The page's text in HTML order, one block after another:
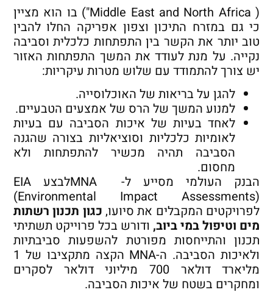
( Middle East and North Africa") בו הוא מציין
כי גם במזרח התיכון וצפון אפריקה החלו להבין
טוב יותר את הקשר בין התפתחות כלכלית וסביבה
נקייה. על מנת לעודד את המשך התפתחות האזור
יש צורך להתמודד עם שלוש מטרות עיקריות:
להגן על בריאות של האוכלוסייה.
למנוע המשך של הרס של אמצעים הטבעיים.
לאחד בעיות של איכות הסביבה עם בעיות
לאומיות כלכליות וסוציאליות בצורה שהגנה
הסביבה תהיה מכשיר להתפתחות ולא
מחסום.
הבנק העולמי מסייע ל- MNAלבצע EIA
(Environmental Impact Assessments)
לפרויקטים המקבלים את סיועו, כגון תכנון רשתות
מים וטיפול במי ביוב, ודורש בכל פרוייקט תשתיתי
תכנון והתייחסות מפורטת להשפעות סביבתיות
ולאיכות הסביבה. ה-MNA הקצה מתקציבו של 1
מליארד דולאר 700 מיליוני דולאר לסקרים
ומחקרים בשטח של איכות הסביבה.